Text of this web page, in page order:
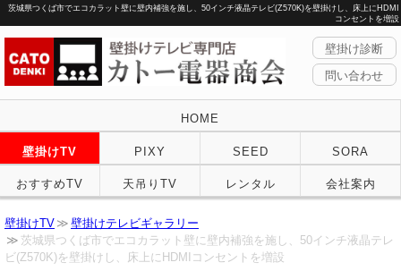
茨城県つくば市でエコカラット壁に壁内補強を施し、50インチ液晶テレビ(Z570K)を壁掛けし、床上にHDMI
コンセントを増設
壁掛け診断
問い合わせ
HOME
壁掛けTV PIXY SEED SORA
おすすめTV 天吊りTV レンタル 会社案内
壁掛けTV
壁掛けテレビギャラリー
茨城県つくば市でエコカラット壁に壁内補強を施し、50インチ液晶テレ
ビ(Z570K)を壁掛けし、床上にHDMIコンセントを増設